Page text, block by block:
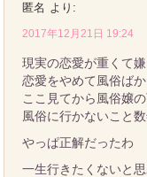
匿名 より:
2017年12月21日 19:24
現実の恋愛が重くて
恋愛をやめて風俗ば
ここ見てから風俗嬢
風俗に行かないこと
やっぱ正解だったわ
一生行きたくないと